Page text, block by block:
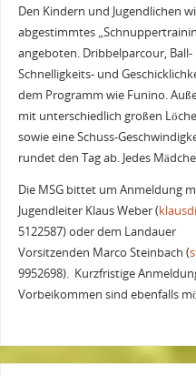
Den Kindern und Jugendlichen
abgestimmtes
angeboten. Dribbelparcour,
Schnelligkeits- und
dem Programm wie Funino.
mit unterschiedlich großen
sowie eine Schuss-
rundet den Tag ab. Jedes
Die MSG bittet um Anmeldung
Jugendleiter Klaus Weber (
5122587) oder dem Landauer
Vorsitzenden Marco Steinbach (
9952698). Kurzfristige
Vorbeikommen sind ebenfalls